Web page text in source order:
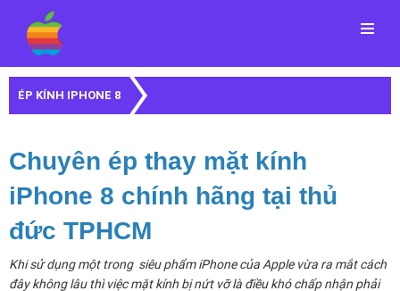
Menu
ÉP KÍNH IPHONE 8
Chuyên ép thay mặt kính
iPhone 8 chính hãng tại thủ
đức TPHCM
Khi sử dụng một trong siêu phẩm iPhone của Apple vừa ra mắt cách
đây không lâu thì việc mặt kính bị nứt vỡ là điều khó chấp nhận phải